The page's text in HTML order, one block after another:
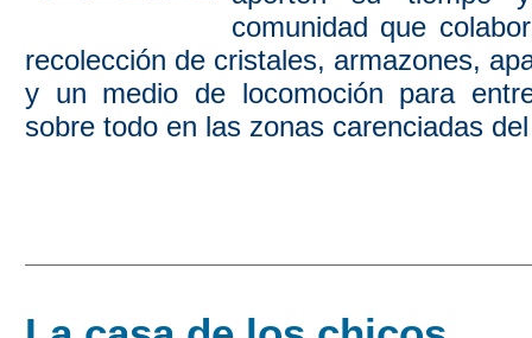
comunidad que
recolección de cristales, armazones,
y un medio de locomoción para
sobre todo en las zonas carenciadas